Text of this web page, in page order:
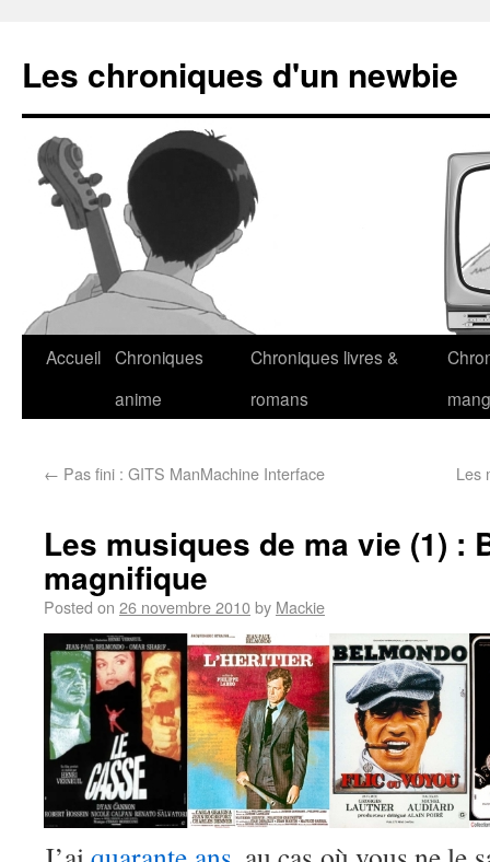
Les chroniques d'un newbie
Accueil Chroniques
anime
Chroniques livres &
romans
← Pas fini : GITS ManMachine Interface Les
Les musiques de ma vie (1) :
magnifique
Posted on 26 novembre 2010by Mackie